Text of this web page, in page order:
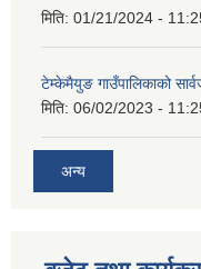
मिति: 01/21/2024 -
टेम्केमैयुङ गाउँपालिकाको
मिति: 06/02/2023 -
अन्य